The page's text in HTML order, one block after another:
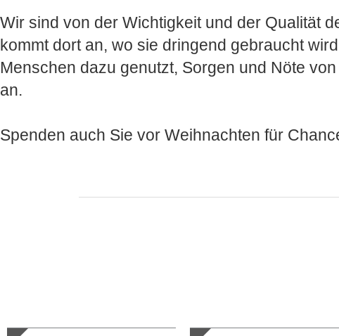
Wir sind von der Wichtigkeit und der Qualität
kommt dort an, wo sie dringend gebraucht
Menschen dazu genutzt, Sorgen und Nöte
an.
Spenden auch Sie vor Weihnachten für